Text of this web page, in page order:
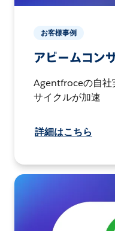
お客様事例
アビームコン
Agentfroceの自社
サイクルが加速
詳細はこちら